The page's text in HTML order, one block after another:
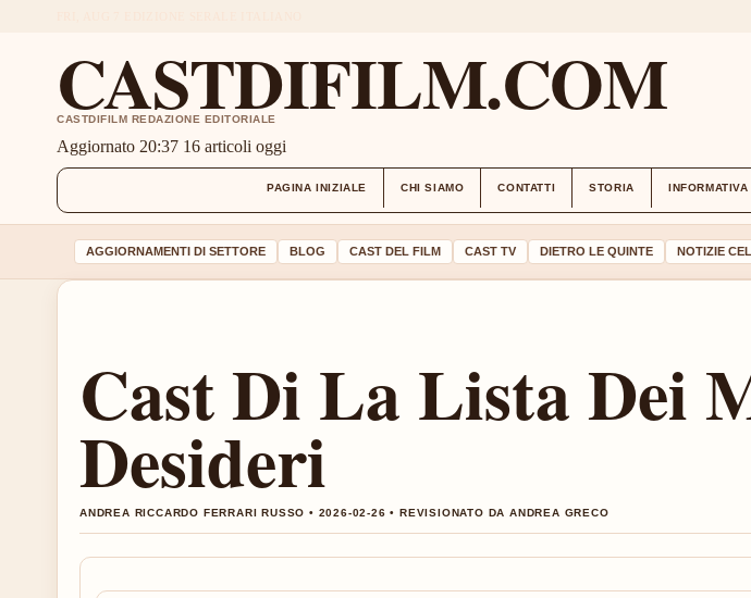
CASTDIFILM.COM
CASTDIFILM REDAZIONE EDITORIALE
Aggiornato 20:37 16 articoli oggi
PAGINA INIZIALE CHI SIAMO CONTATTI STORIA
AGGIORNAMENTI DI SETTORE BLOG CAST DEL FILM CAST TV DIETRO LE QUINTE NOTIZIE
Cast Di La Lista Dei
Desideri
ANDREA RICCARDO FERRARI RUSSO • 2026-02-26 • REVISIONATO DA ANDREA GRECO